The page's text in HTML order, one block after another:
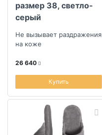
размер 38, светло-
серый
Не вызывает раздражения
на коже
26 640
Купить